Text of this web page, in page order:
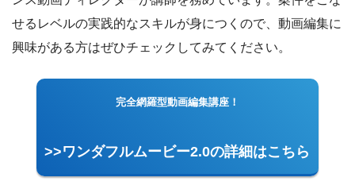
せるレベルの実践的なスキルが身につくので、動画編集に
興味がある方はぜひチェックしてみてください。
完全網羅型動画編集講座！
>>ワンダフルムービー2.0の詳細はこちら